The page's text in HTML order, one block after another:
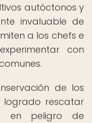
autóctonos y
invaluable de
a los chefs e
con
de los
logrado rescatar
en peligro de